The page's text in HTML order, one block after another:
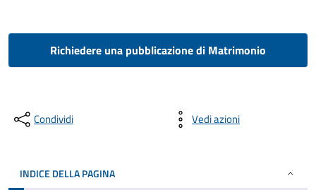
Richiedere una pubblicazione di Matrimonio
Condividi Vedi azioni
INDICE DELLA PAGINA